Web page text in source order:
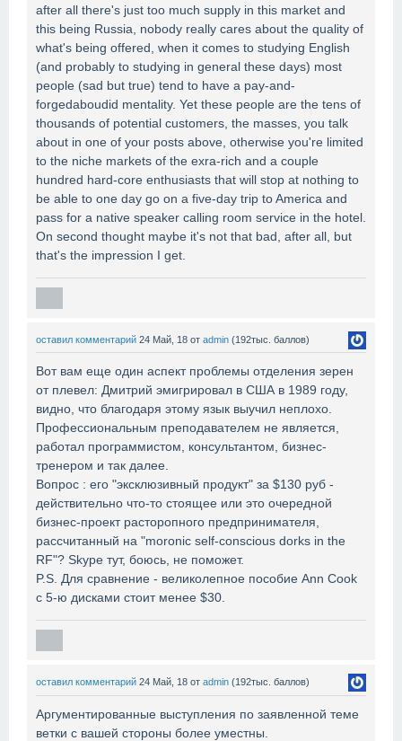
after all there's just too much supply in this market and
this being Russia, nobody really cares about the quality of
what's being offered, when it comes to studying English
(and probably to studying in general these days) most
people (sad but true) tend to have a pay-and-
forgedaboudid mentality. Yet these people are the tens of
thousands of potential customers, the masses, you talk
about in one of your posts above, otherwise you're limited
to the niche markets of the exra-rich and a couple
hundred hard-core enthusiasts that will stop at nothing to
be able to one day go on a five-day trip to America and
pass for a native speaker calling room service in the hotel.
On second thought maybe it's not that bad, after all, but
that's the impression I get.
оставил комментарий 24 Май, 18 от admin (192тыс. баллов)
Вот вам еще один аспект проблемы отделения зерен
от плевел: Дмитрий эмигрировал в США в 1989 году,
видно, что благодаря этому язык выучил неплохо.
Профессиональным преподавателем не является,
работал программистом, консультантом, бизнес-
тренером и так далее.
Вопрос : его "эксклюзивный продукт" за $130 руб -
действительно что-то стоящее или это очередной
бизнес-проект расторопного предпринимателя,
рассчитанный на "moronic self-conscious dorks in the
RF"? Skype тут, боюсь, не поможет.
P.S. Для сравнение - великолепное пособие Ann Cook
c 5-ю дисками стоит менее $30.
оставил комментарий 24 Май, 18 от admin (192тыс. баллов)
Аргументированные выступления по заявленной теме
ветки с вашей стороны более уместны.